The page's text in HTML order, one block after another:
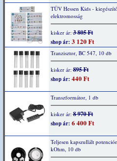
TÜV Hessen Kids -
elektromosság
kisker ár:3 805 Ft
shop ár: 3 120 Ft
Tranzisztor, BC 547, 10 db
kisker ár:895 Ft
shop ár: 440 Ft
Transzformátor, 1 db
kisker ár:8 970 Ft
shop ár: 6 400 Ft
Teljesen kapszullált
kOhm, 10 db